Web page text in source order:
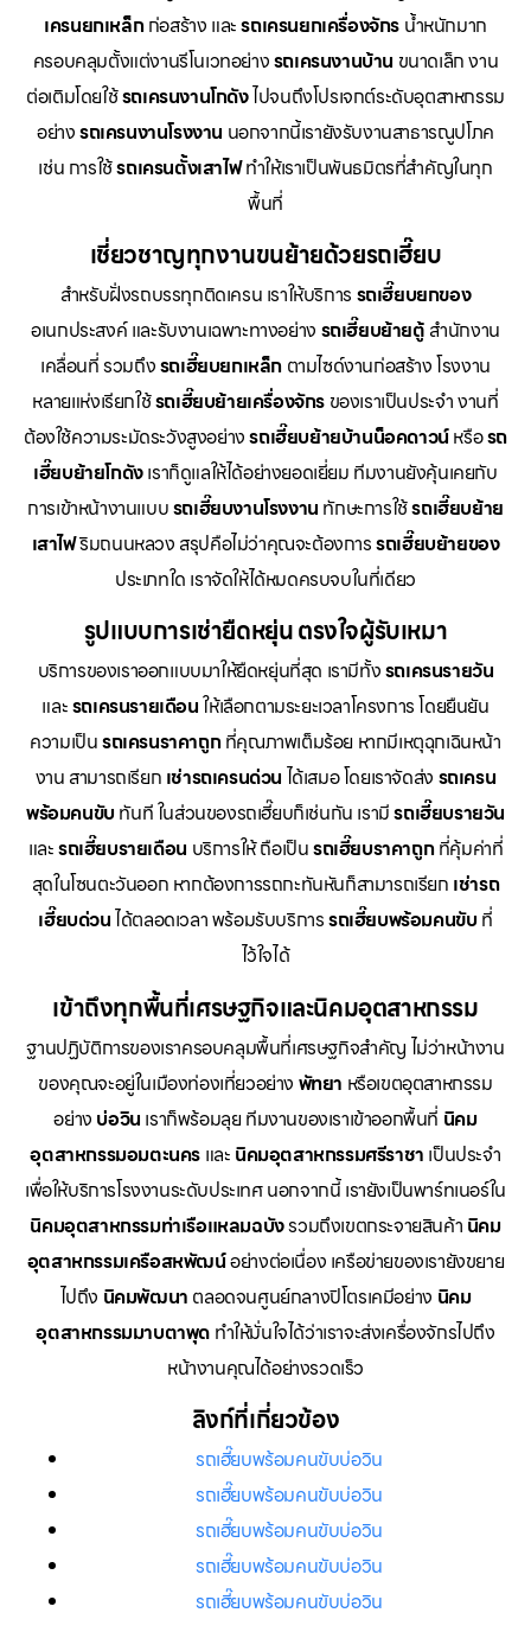
เครนยกเหล็กก่อสร้าง และรถเครนยกเครื่องจักร น้ำหนักมาก
ครอบคลุมตั้งแต่งานรีโนเวทอย่างรถเครนงานบ้าน ขนาดเล็ก งาน
ต่อเติมโดยใช้รถเครนงานโกดังไปจนถึงโปรเจกต์ระดับอุตสาหกรรม
อย่างรถเครนงานโรงงาน นอกจากนี้เรายังรับงานสาธารณูปโภค
เช่น การใช้รถเครนตั้งเสาไฟทำให้เราเป็นพันธมิตรที่สำคัญในทุก
พื้นที่
เชี่ยวชาญทุกงานขนย้ายด้วยรถเฮี๊ยบ
สำหรับฝั่งรถบรรทุกติดเครน เราให้บริการ รถเฮี๊ยบยกของ
อเนกประสงค์ และรับงานเฉพาะทางอย่าง รถเฮี๊ยบย้ายตู้ สำนักงาน
เคลื่อนที่ รวมถึงรถเฮี๊ยบยกเหล็ก ตามไซด์งานก่อสร้าง โรงงาน
หลายแห่งเรียกใช้รถเฮี๊ยบย้ายเครื่องจักร ของเราเป็นประจำ งานที่
ต้องใช้ความระมัดระวังสูงอย่างรถเฮี๊ยบย้ายบ้านน็อคดาวน์หรือรถ
เฮี๊ยบย้ายโกดังเราก็ดูแลให้ได้อย่างยอดเยี่ยม ทีมงานยังคุ้นเคยกับ
การเข้าหน้างานแบบรถเฮี๊ยบงานโรงงาน ทักษะการใช้รถเฮี๊ยบย้าย
เสาไฟริมถนนหลวง สรุปคือไม่ว่าคุณจะต้องการรถเฮี๊ยบย้ายของ
ประเภทใด เราจัดให้ได้หมดครบจบในที่เดียว
รูปแบบการเช่ายืดหยุ่น ตรงใจผู้รับเหมา
บริการของเราออกแบบมาให้ยืดหยุ่นที่สุด เรามีทั้งรถเครนรายวัน
และรถเครนรายเดือนให้เลือกตามระยะเวลาโครงการ โดยยืนยัน
ความเป็นรถเครนราคาถูกที่คุณภาพเต็มร้อย หากมีเหตุฉุกเฉินหน้า
งาน สามารถเรียก เช่ารถเครนด่วน ได้เสมอ โดยเราจัดส่ง รถเครน
พร้อมคนขับ ทันที ในส่วนของรถเฮี๊ยบก็เช่นกัน เรามีรถเฮี๊ยบรายวัน
และรถเฮี๊ยบรายเดือน บริการให้ ถือเป็นรถเฮี๊ยบราคาถูกที่คุ้มค่าที่
สุดในโซนตะวันออก หากต้องการรถกะทันหันก็สามารถเรียก เช่ารถ
เฮี๊ยบด่วนได้ตลอดเวลา พร้อมรับบริการรถเฮี๊ยบพร้อมคนขับ ที่
ไว้ใจได้
เข้าถึงทุกพื้นที่เศรษฐกิจและนิคมอุตสาหกรรม
ฐานปฏิบัติการของเราครอบคลุมพื้นที่เศรษฐกิจสำคัญ ไม่ว่าหน้างาน
ของคุณจะอยู่ในเมืองท่องเที่ยวอย่าง พัทยา หรือเขตอุตสาหกรรม
อย่าง บ่อวิน เราก็พร้อมลุย ทีมงานของเราเข้าออกพื้นที่ นิคม
อุตสาหกรรมอมตะนครและ นิคมอุตสาหกรรมศรีราชา เป็นประจำ
เพื่อให้บริการโรงงานระดับประเทศ นอกจากนี้ เรายังเป็นพาร์ทเนอร์ใน
นิคมอุตสาหกรรมท่าเรือแหลมฉบังรวมถึงเขตกระจายสินค้า นิคม
อุตสาหกรรมเครือสหพัฒน์อย่างต่อเนื่อง เครือข่ายของเรายังขยาย
ไปถึง นิคมพัฒนา ตลอดจนศูนย์กลางปิโตรเคมีอย่าง นิคม
อุตสาหกรรมมาบตาพุด ทำให้มั่นใจได้ว่าเราจะส่งเครื่องจักรไปถึง
หน้างานคุณได้อย่างรวดเร็ว
ลิงก์ที่เกี่ยวข้อง
รถเฮี๊ยบพร้อมคนขับบ่อวิน
รถเฮี๊ยบพร้อมคนขับบ่อวิน
รถเฮี๊ยบพร้อมคนขับบ่อวิน
รถเฮี๊ยบพร้อมคนขับบ่อวิน
รถเฮี๊ยบพร้อมคนขับบ่อวิน